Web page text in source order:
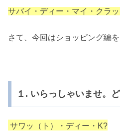
サバイ・ディー・マイ・クラッ
さて、今回はショッピング編を
１. いらっしゃいませ。ど
サワッ（ト）・ディー・K?